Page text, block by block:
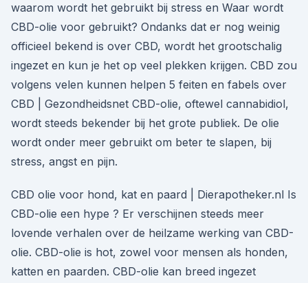
waarom wordt het gebruikt bij stress en Waar wordt
CBD-olie voor gebruikt? Ondanks dat er nog weinig
officieel bekend is over CBD, wordt het grootschalig
ingezet en kun je het op veel plekken krijgen. CBD zou
volgens velen kunnen helpen 5 feiten en fabels over
CBD | Gezondheidsnet CBD-olie, oftewel cannabidiol,
wordt steeds bekender bij het grote publiek. De olie
wordt onder meer gebruikt om beter te slapen, bij
stress, angst en pijn.
CBD olie voor hond, kat en paard | Dierapotheker.nl Is
CBD-olie een hype ? Er verschijnen steeds meer
lovende verhalen over de heilzame werking van CBD-
olie. CBD-olie is hot, zowel voor mensen als honden,
katten en paarden. CBD-olie kan breed ingezet